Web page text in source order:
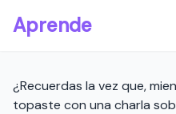
Aprende
¿Recuerdas la vez que,
topaste con una charla